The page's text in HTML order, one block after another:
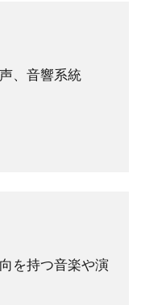
、音響系統
を持つ音楽や演